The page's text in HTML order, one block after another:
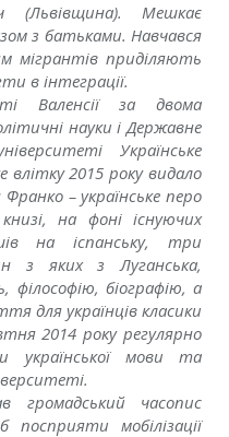
(Львівщина). Мешкає
з батьками. Навчався
мігрантів приділяють
в інтеграції.
Валенсії за двома
науки і Державне
Українське
2015 року видало
– українське перо
на фоні існуючих
на іспанську, три
з яких з Луганська,
біографію, а
для українців класики
2014 року регулярно
української мови та
громадський часопис
посприяти мобілізації